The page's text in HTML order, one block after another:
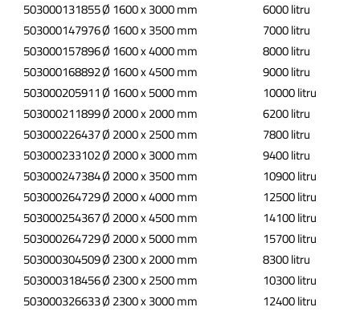
503000131855Ø 1600 x 3000 mm
6000 litru
503000147976Ø 1600 x 3500 mm
7000 litru
503000157896Ø 1600 x 4000 mm
8000 litru
503000168892Ø 1600 x 4500 mm
9000 litru
503000205911Ø 1600 x 5000 mm
10000 litru
503000211899Ø 2000 x 2000 mm
6200 litru
503000226437Ø 2000 x 2500 mm
7800 litru
503000233102Ø 2000 x 3000 mm
9400 litru
503000247384Ø 2000 x 3500 mm
10900 litru
503000264729Ø 2000 x 4000 mm
12500 litru
503000254367Ø 2000 x 4500 mm
14100 litru
503000264729Ø 2000 x 5000 mm
15700 litru
503000304509Ø 2300 x 2000 mm
8300 litru
503000318456Ø 2300 x 2500 mm
10300 litru
503000326633Ø 2300 x 3000 mm
12400 litru